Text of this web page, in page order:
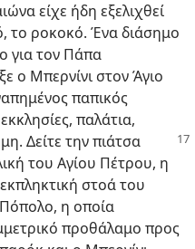
είχε ήδη εξελιχθεί
το ροκοκό. Ένα διάσημο
για τον Πάπα
ο Μπερνίνι στον Άγιο
παπικός
παλάτια,
Δείτε την πιάτσα
του Αγίου Πέτρου, η
στοά του
η οποία
προθάλαμο προς